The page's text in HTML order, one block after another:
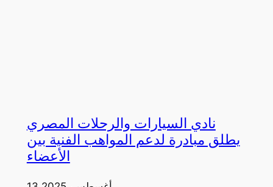
نادي السيارات والرحلات المصري
يطلق مبادرة لدعم المواهب الفنية بين
الأعضاء